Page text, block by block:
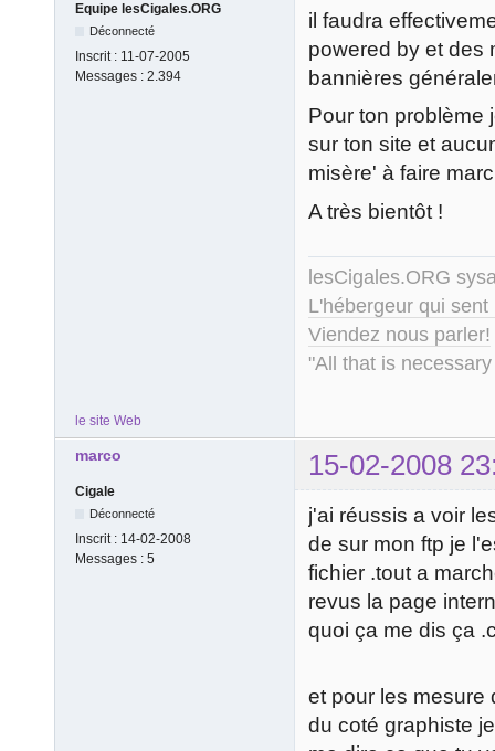
Equipe lesCigales.ORG
Déconnecté
Inscrit : 11-07-2005
Messages : 2.394
il faudra
powered by et des
bannières
Pour ton problème
sur ton site et
misère' à faire
A très bientôt !
lesCigales.ORG
L'hébergeur qui
Viendez nous parler!
"All that is
le site Web
marco 15-02-2008
Cigale
Déconnecté
Inscrit : 14-02-2008
Messages : 5
j'ai réussis a voir
de sur mon ftp je
fichier .tout a
revus la page
quoi ça me dis ça
et pour les mesure
du coté graphiste